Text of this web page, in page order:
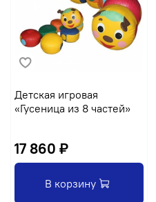
Детская игровая
«Гусеница из 8 частей»
17 860 ₽
В корзину